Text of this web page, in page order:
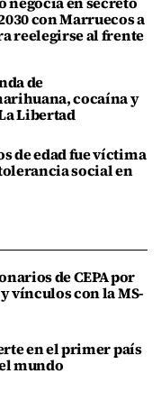
con Marruecos a
reelegirse al frente
de
cocaína y
Libertad
de edad fue víctima
social en
de CEPA por
vínculos con la MS-
en el primer país
mundo